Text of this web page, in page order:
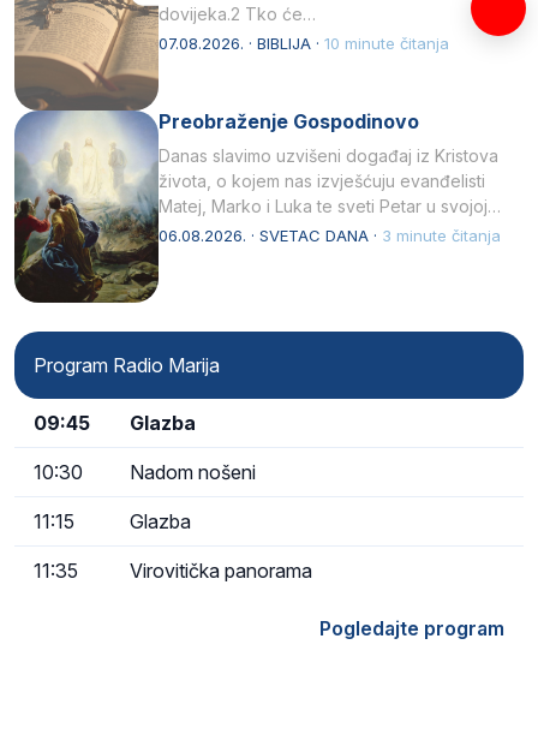
dovijeka.2 Tko će…
07.08.2026. · BIBLIJA · 10 minute čitanja
Preobraženje Gospodinovo
Danas slavimo uzvišeni događaj iz Kristova
života, o kojem nas izvješćuju evanđelisti
Matej, Marko i Luka te sveti Petar u svojoj
drugoj…
06.08.2026. · SVETAC DANA · 3 minute čitanja
Program Radio Marija
09:45 Glazba
10:30 Nadom nošeni
11:15 Glazba
11:35 Virovitička panorama
Pogledajte program